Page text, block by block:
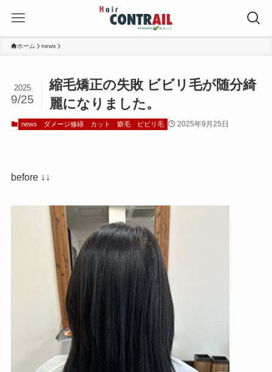
ホーム news
縮毛矯正の失敗 ビビリ毛が随分綺
麗になりました。
2025
9/25
news ダメージ修繕 カット 癖毛 ビビリ毛 2025年9月25日
before ↓↓